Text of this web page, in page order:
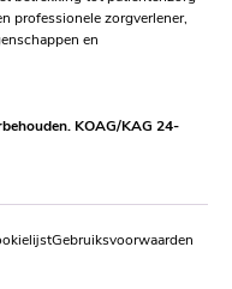
professionele zorgverlener,
en
KOAG/KAG 24-
Gebruiksvoorwaarden